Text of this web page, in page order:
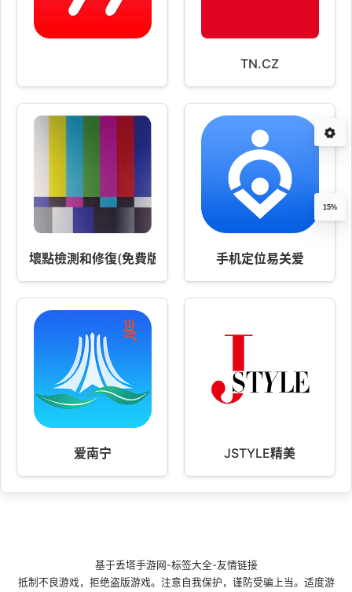
TN.CZ
壞點檢測和修復(免費版) 手机定位易关爱
爱南宁 JSTYLE精美
15%
基于丢塔手游网 -标签大全-友情链接
抵制不良游戏，拒绝盗版游戏。注意自我保护，谨防受骗上当。适度游